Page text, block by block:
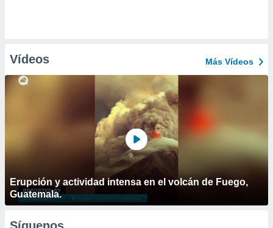
Vídeos Más Vídeos
Erupción y actividad intensa en el volcán de Fuego,
Guatemala.